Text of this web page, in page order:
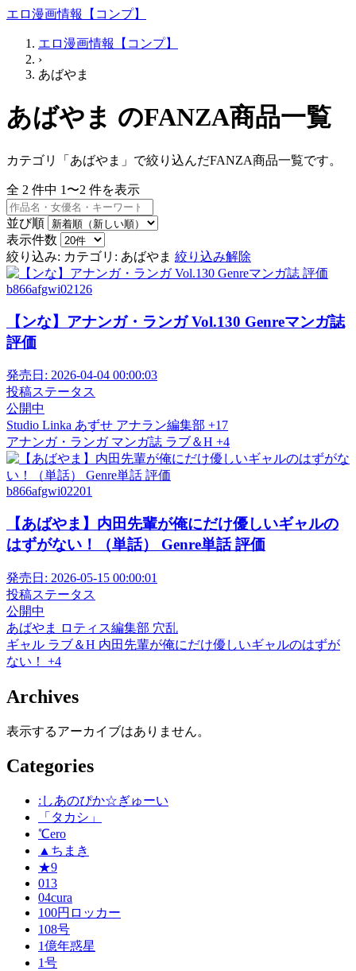
エロ漫画情報【コンプ】
エロ漫画情報【コンプ】
›
あばやま
あばやま のFANZA商品一覧
カテゴリ「あばやま」で絞り込んだFANZA商品一覧です。
全 2 件中 1〜2 件を表示
並び順
表示件数
絞り込み: カテゴリ: あばやま 絞り込み解除
b866afgwi02126
【ンな】アナンガ・ランガ Vol.130 Genreマンガ誌
評価
発売日: 2026-04-04 00:00:03
投稿ステータス
公開中
Studio Linka あずせ アナラン編集部 +17
アナンガ・ランガ マンガ誌 ラブ＆H +4
b866afgwi02201
【あばやま】内田先輩が俺にだけ優しいギャルの
はずがない！（単話） Genre単話 評価
発売日: 2026-05-15 00:00:01
投稿ステータス
公開中
あばやま
ロティス編集部 穴乱
ギャル ラブ＆H 内田先輩が俺にだけ優しいギャルのはずが
ない！ +4
Archives
表示するアーカイブはありません。
Categories
:しあのぴか☆ぎゅーい
「タカシ」
℃ero
▲ちまき
★9
013
04cura
100円ロッカー
108号
1億年惑星
1号